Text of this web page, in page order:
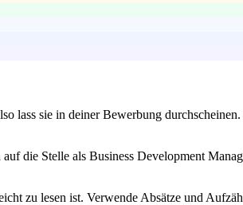
lass sie in deiner Bewerbung
die Stelle als Business Development
zu lesen ist. Verwende Absätze und